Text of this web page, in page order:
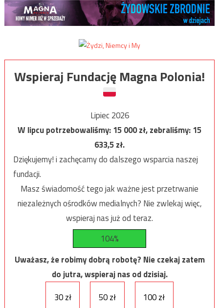
Wspieraj Fundację Magna Polonia!
Lipiec 2026
W lipcu potrzebowaliśmy:15 000zł, zebraliśmy:15
633,5zł.
Dziękujemy! i zachęcamy do dalszego wsparcia naszej
fundacji.
Masz świadomość tego jak ważne jest przetrwanie
niezależnych ośrodków medialnych? Nie zwlekaj więc,
wspieraj nas już od teraz.
104%
Uważasz, że robimy dobrą robotę? Nie czekaj zatem
do jutra, wspieraj nas od dzisiaj.
30 zł
50 zł 100 zł